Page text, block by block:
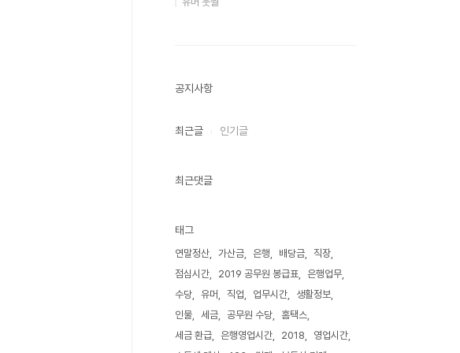
공지사항
최근글 인기글
최근댓글
태그
연말정산 가산금 은행 배당금
직장
점심시간
2019 공무원 봉급표
은행업무
수당
유머 직업 업무시간
생활정보
인물
세금 공무원 수당
홈택스
세금 환급
은행영업시간 2018
영업시간